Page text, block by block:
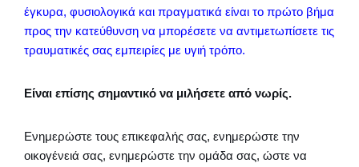
έγκυρα, φυσιολογικά και πραγματικά είναι το πρώτο βήμα
προς την κατεύθυνση να μπορέσετε να αντιμετωπίσετε τις
τραυματικές σας εμπειρίες με υγιή τρόπο.
Είναι επίσης σημαντικό να μιλήσετε από νωρίς.
Ενημερώστε τους επικεφαλής σας, ενημερώστε την
οικογένειά σας, ενημερώστε την ομάδα σας, ώστε να